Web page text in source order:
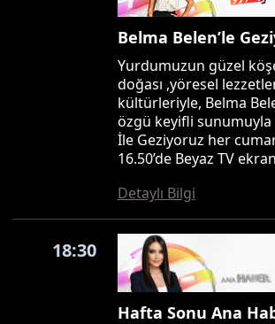
Belma Belen’le
Yurdumuzun güzel
doğası ,yöresel
kültürleriyle, Belma
özgü keyifli sunumuyla
İle Geziyoruz her
16.50’de Beyaz TV
Detaylı Bilgi
18:30
Hafta Sonu Ana